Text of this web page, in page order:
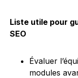
Liste utile pour
SEO
Évaluer
modules